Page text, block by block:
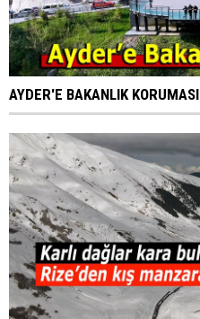
AYDER'E BAKANLIK KORUMASI